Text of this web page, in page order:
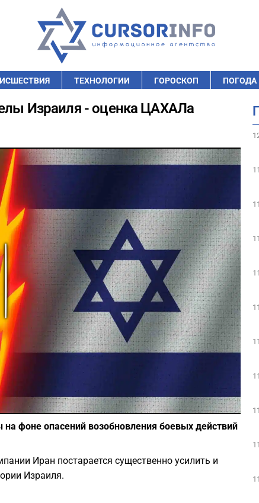
ТЕХНОЛОГИИ ГОРОСКОП ПОГОДА
Израиля - оценка ЦАХАЛа
Play
Фото: depositphotos.com
фоне опасений возобновления боевых действий
Иран постарается существенно усилить и
Израиля.